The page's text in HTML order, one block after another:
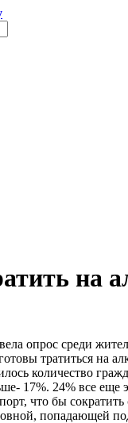
на
опрос среди
тратиться
количество
17%. 24% все еще
что бы
попадающей